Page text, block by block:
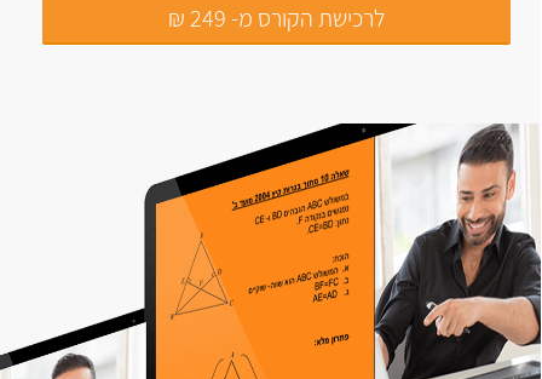
לרכישת הקורס מ- 249 ₪